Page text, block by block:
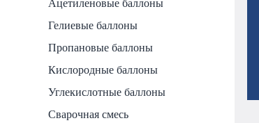
Ацетиленовые баллоны
Гелиевые баллоны
Пропановые баллоны
Кислородные баллоны
Углекислотные баллоны
Сварочная смесь